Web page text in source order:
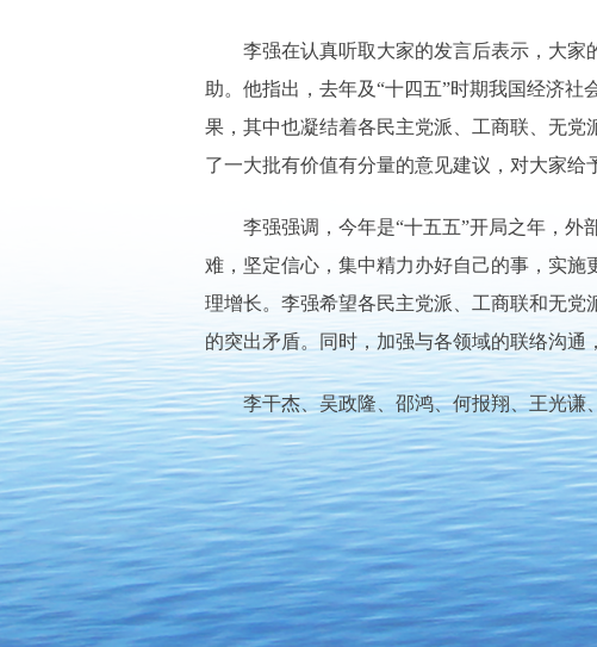
李强在认真听取大家的发言后表示，大家
助。他指出，去年及“十四五”时期我国经济
果，其中也凝结着各民主党派、工商联、无
了一大批有价值有分量的意见建议，对大家给
李强强调，今年是“十五五”开局之年，
难，坚定信心，集中精力办好自己的事，实
理增长。李强希望各民主党派、工商联和无
的突出矛盾。同时，加强与各领域的联络沟通
李干杰、吴政隆、邵鸿、何报翔、王光谦